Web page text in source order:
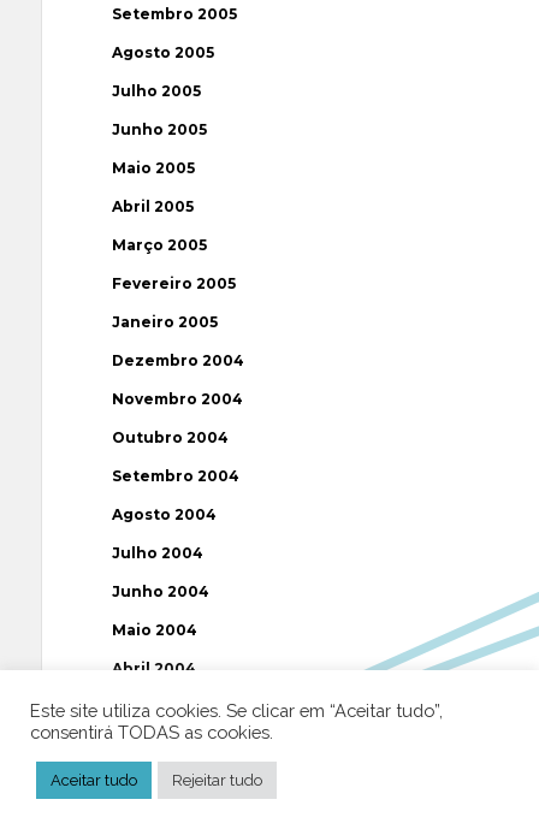
Setembro 2005
Agosto 2005
Julho 2005
Junho 2005
Maio 2005
Abril 2005
Março 2005
Fevereiro 2005
Janeiro 2005
Dezembro 2004
Novembro 2004
Outubro 2004
Setembro 2004
Agosto 2004
Julho 2004
Junho 2004
Maio 2004
Abril 2004
Março 2004
Janeiro 2004
Este site utiliza cookies. Se clicar em “Aceitar tudo”,
consentirá TODAS as cookies.
Aceitar tudo Rejeitar tudo